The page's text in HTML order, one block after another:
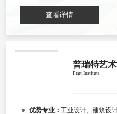
查看详情
普瑞特艺
Pratt Institute
优势专业： 工业设计、建筑设